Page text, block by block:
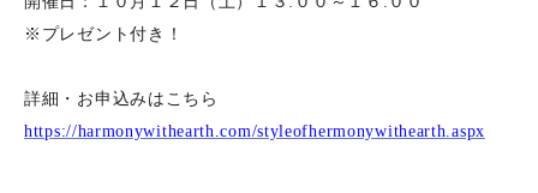
※プレゼント付き！
詳細・お申込みはこちら
https://harmonywithearth.com/styleofhermonywithearth.aspx